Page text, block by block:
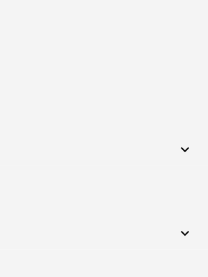

